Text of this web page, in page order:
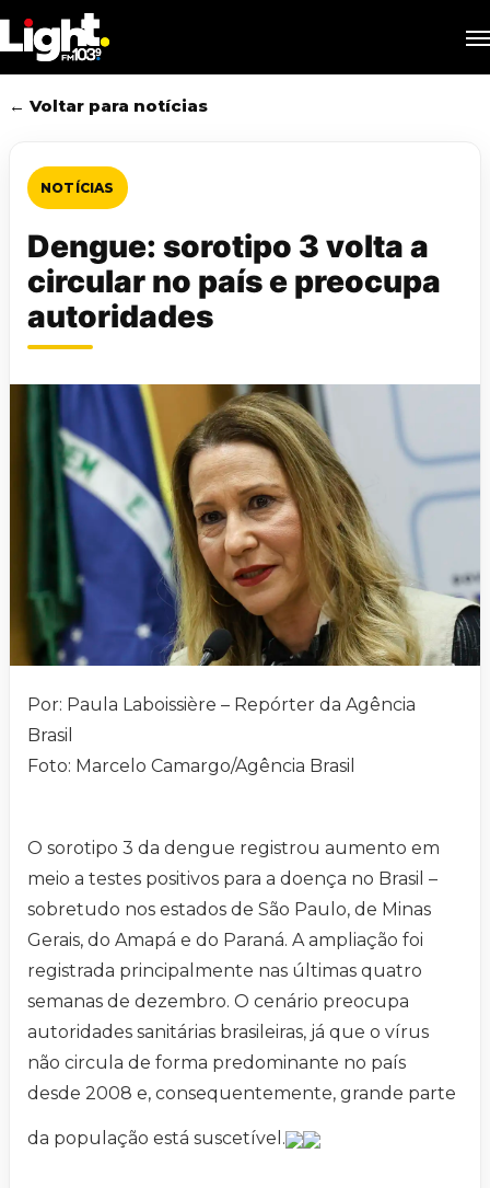
to
main
content
← Voltar para notícias
NOTÍCIAS
Dengue: sorotipo 3 volta a
circular no país e preocupa
autoridades
Por: Paula Laboissière – Repórter da Agência
Brasil
Foto: Marcelo Camargo/Agência Brasil
O sorotipo 3 da dengue registrou aumento em
meio a testes positivos para a doença no Brasil –
sobretudo nos estados de São Paulo, de Minas
Gerais, do Amapá e do Paraná. A ampliação foi
registrada principalmente nas últimas quatro
semanas de dezembro. O cenário preocupa
autoridades sanitárias brasileiras, já que o vírus
não circula de forma predominante no país
desde 2008 e, consequentemente, grande parte
da população está suscetível.